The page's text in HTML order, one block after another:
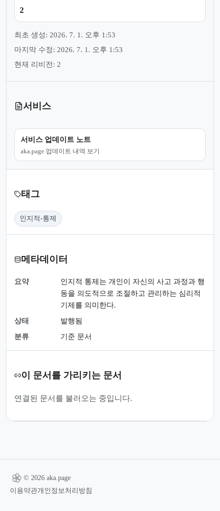
2
최초 생성: 2026. 7. 1. 오후 1:53
마지막 수정: 2026. 7. 1. 오후 1:53
현재 리비전: 2
서비스
서비스 업데이트 노트
aka.page 업데이트 내역 보기
태그
인지적-통제
메타데이터
요약
인지적 통제는 개인이 자신의 사고 과정과 행
동을 의도적으로 조절하고 관리하는 심리적
기제를 의미한다.
상태
발행됨
분류
기준 문서
이 문서를 가리키는 문서
연결된 문서를 불러오는 중입니다.
© 2026 aka.page
이용약관개인정보처리방침